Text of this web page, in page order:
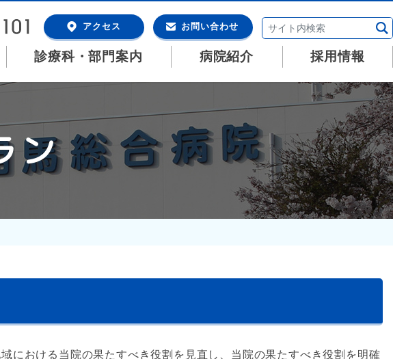
アクセス お問い合わせ
診療科・部門案内 病院紹介 採用情報
ン
における当院の果たすべき役割を見直し、当院の果たすべき役割を明確